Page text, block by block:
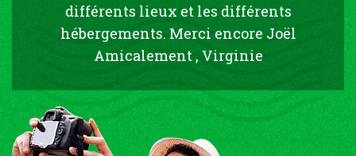
différents lieux et les différents
hébergements. Merci encore Joël
Amicalement , Virginie